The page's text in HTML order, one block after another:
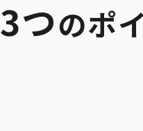
3つのポ